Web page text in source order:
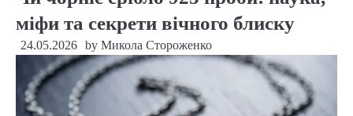
міфи та секрети вічного блиску
24.05.2026 by Микола Стороженко